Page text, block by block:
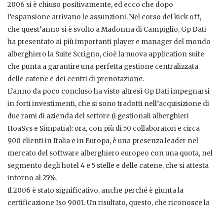
2006 si è chiuso positivamente, ed ecco che dopo
l’espansione arrivano le assunzioni. Nel corso del kick off,
che quest’anno si è svolto a Madonna di Campiglio, Gp Dati
ha presentato ai più importanti player e manager del mondo
alberghiero la Suite Scrigno, cioè la nuova application suite
che punta a garantire una perfetta gestione centralizzata
delle catene e dei centri di prenotazione.
L’anno da poco concluso ha visto altresì Gp Dati impegnarsi
in forti investimenti, che si sono tradotti nell’acquisizione di
due rami di azienda del settore (i gestionali alberghieri
HoaSys e Simpatia): ora, con più di 50 collaboratori e circa
900 clienti in Italia e in Europa, è una presenza leader nel
mercato del software alberghiero europeo con una quota, nel
segmento degli hotel 4 e 5 stelle e delle catene, che si attesta
intorno al 25%.
Il 2006 è stato significativo, anche perché è giunta la
certificazione Iso 9001. Un risultato, questo, che riconosce la